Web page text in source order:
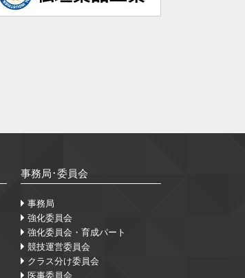
事務局･委員会
事務局
強化委員会
強化委員会・育成パート
競技運営委員会
クラス分け委員会
医事委員会